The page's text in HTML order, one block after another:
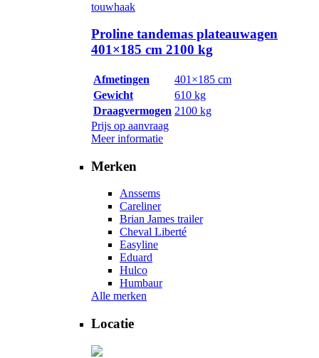
Proline tandemas plateauwagen
401×185 cm 2100 kg
Afmetingen
401×185 cm
Gewicht
610 kg
Draagvermogen 2100 kg
Prijs op aanvraag
Meer informatie
Merken
Anssems
Careliner
Brian James trailer
Cheval Liberté
Easyline
Eduard
Hulco
Humbaur
Alle merken
Locatie